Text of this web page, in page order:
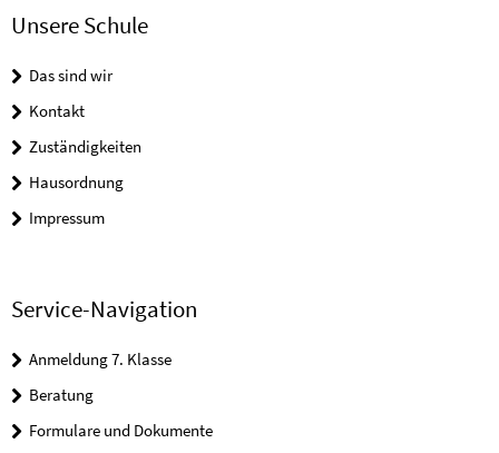
Unsere Schule
Das sind wir
Kontakt
Zuständigkeiten
Hausordnung
Impressum
Service-Navigation
Anmeldung 7. Klasse
Beratung
Formulare und Dokumente